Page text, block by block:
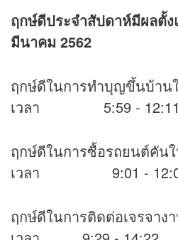
ฤกษ์ดีประจำสัปดาห์มีผลตั้
มีนาคม 2562
ฤกษ์ดีในการทำบุญขึ้นบ้าน
เวลา 5:59 - 12:11
ฤกษ์ดีในการซื้อรถยนต์คัน
เวลา 9:01 -
ฤกษ์ดีในการติดต่อเจรจาง